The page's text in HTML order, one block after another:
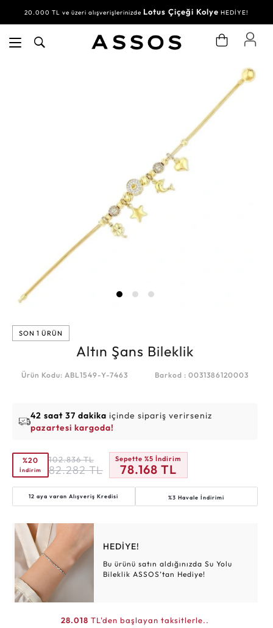
20.000 TL ve üzeri alışverişlerinizde Lotus Çiçeği Kolye HEDİYE!
SON 1 ÜRÜN
Altın Şans Bileklik
Ürün Kodu: ABL1549-Y-7463 Barkod : 0031386120003
42 saat 37 dakika içinde sipariş verirseniz
pazartesi kargoda!
%20
İndirim
102.836 TL
82.282 TL
Sepette %5 İndirim
78.168 TL
12 aya varanAlışveriş Kredisi %3 Havale İndirimi
HEDİYE!
Bu ürünü satın aldığınızda Su Yolu
Bileklik ASSOS’tan Hediye!
28.018 TL'den başlayan taksitlerle..